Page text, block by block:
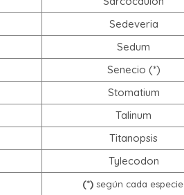
Sedeveria
Sedum
Senecio (*)
Stomatium
Talinum
Titanopsis
Tylecodon
(*) según cada especie.